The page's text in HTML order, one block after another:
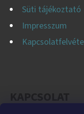
Süti tájékoztató
Impresszum